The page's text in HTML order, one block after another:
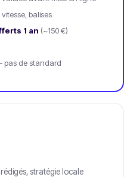
balises
1 an (~150 €)
pas de standard
stratégie locale